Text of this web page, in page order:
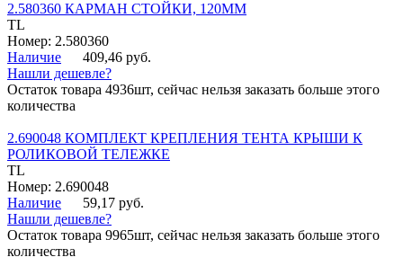
2.580360 КАРМАН СТОЙКИ, 120ММ
TL
Номер: 2.580360
Наличие
409,46 руб.
Нашли дешевле?
Остаток товара 4936шт, сейчас нельзя заказать больше этого
количества
2.690048 КОМПЛЕКТ КРЕПЛЕНИЯ ТЕНТА КРЫШИ К
РОЛИКОВОЙ ТЕЛЕЖКЕ
TL
Номер: 2.690048
Наличие
59,17 руб.
Нашли дешевле?
Остаток товара 9965шт, сейчас нельзя заказать больше этого
количества